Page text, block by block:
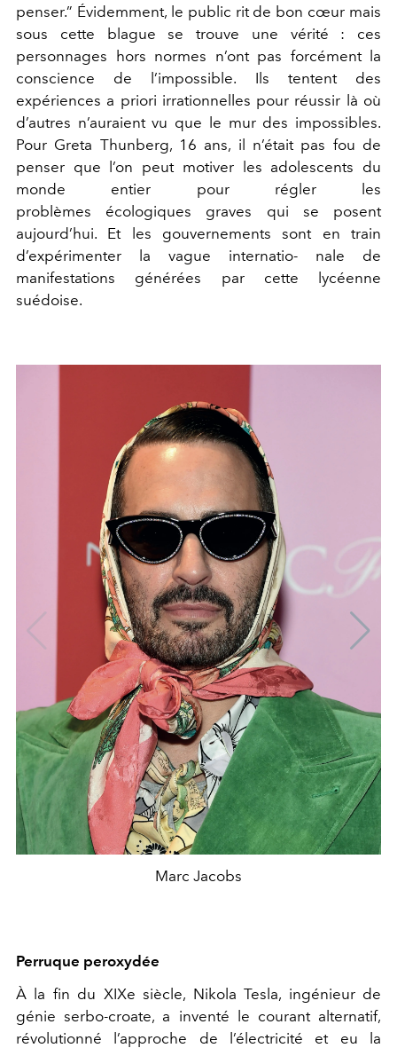
penser.” Évidemment, le public rit de bon cœur mais
sous cette blague se trouve une vérité : ces
personnages hors normes n’ont pas forcément la
conscience de l’impossible. Ils tentent des
expériences a priori irrationnelles pour réussir là où
d’autres n’auraient vu que le mur des impossibles.
Pour Greta Thunberg, 16 ans, il n’était pas fou de
penser que l’on peut motiver les adolescents du
monde entier pour régler les
problèmes écologiques graves qui se posent
aujourd’hui. Et les gouvernements sont en train
d’expérimenter la vague internatio- nale de
manifestations générées par cette lycéenne
suédoise.
Marc Jacobs
Perruque peroxydée
À la fin du XIXe siècle, Nikola Tesla, ingénieur de
génie serbo-croate, a inventé le courant alternatif,
révolutionné l’approche de l’électricité et eu la